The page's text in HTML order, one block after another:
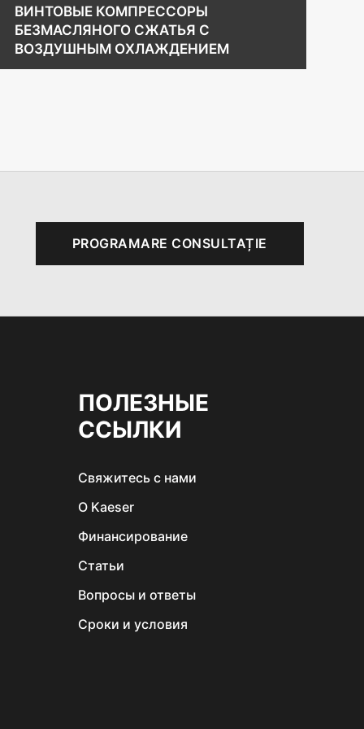
ВИНТОВЫЕ КОМПРЕССОРЫ
БЕЗМАСЛЯНОГО СЖАТЬЯ С
ВОЗДУШНЫМ ОХЛАЖДЕНИЕМ
PROGRAMARE CONSULTAȚIE
ПОЛЕЗНЫЕ
ССЫЛКИ
Свяжитеcь c нами
О Kaeser
Финансирование
Статьи
Вопросы и ответы
Сроки и условия